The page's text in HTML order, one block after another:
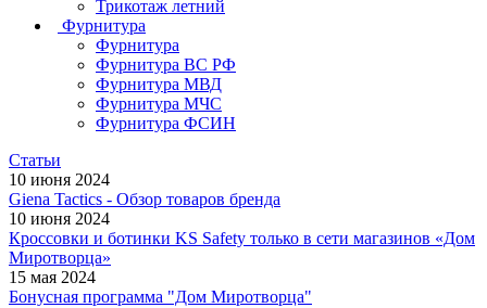
Трикотаж летний
Фурнитура
Фурнитура
Фурнитура ВС РФ
Фурнитура МВД
Фурнитура МЧС
Фурнитура ФСИН
Статьи
10 июня 2024
Giena Tactics - Обзор товаров бренда
10 июня 2024
Кроссовки и ботинки KS Safety только в сети магазинов «Дом
Миротворца»
15 мая 2024
Бонусная программа "Дом Миротворца"